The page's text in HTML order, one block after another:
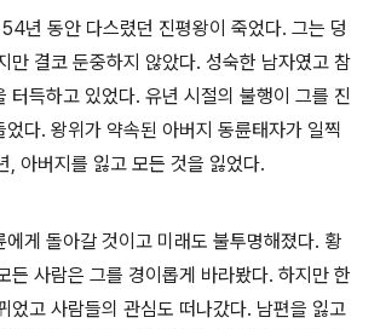
년 동안 다스렸던 진평왕이 죽었다. 그는 덩
만 결코 둔중하지 않았다. 성숙한 남자였고 참
터득하고 있었다. 유년 시절의 불행이 그를 진
다. 왕위가 약속된 아버지 동륜태자가 일찍
, 아버지를 잃고 모든 것을 잃었다.
에게 돌아갈 것이고 미래도 불투명해졌다. 황
든 사람은 그를 경이롭게 바라봤다. 하지만 한
었고 사람들의 관심도 떠나갔다. 남편을 잃고